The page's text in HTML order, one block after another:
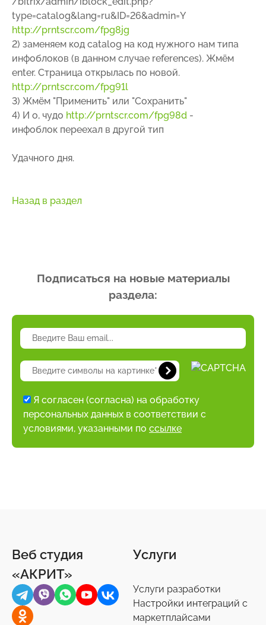
type=catalog&lang=ru&ID=26&admin=Y
http://prntscr.com/fpg8jg
2) заменяем код catalog на код нужного нам типа
инфоблоков (в данном случае references). Жмём
enter. Страница открылась по новой.
http://prntscr.com/fpg91l
3) Жмём "Применить" или "Сохранить"
4) И о, чудо http://prntscr.com/fpg98d -
инфоблок переехал в другой тип
Удачного дня.
Назад в раздел
Подписаться на новые материалы
раздела:
Я согласен (согласна) на обработку
персональных данных в соответствии с
условиями, указанными по ссылке
Веб студия
«АКРИТ»
Услуги
Услуги разработки
Настройки интеграций с
маркетплайсами